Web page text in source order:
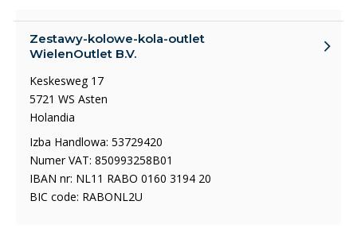
Zestawy-kolowe-kola-outlet
WielenOutlet B.V.
Keskesweg 17
5721 WS Asten
Holandia
Izba Handlowa: 53729420
Numer VAT: 850993258B01
IBAN nr: NL11 RABO 0160 3194 20
BIC code: RABONL2U